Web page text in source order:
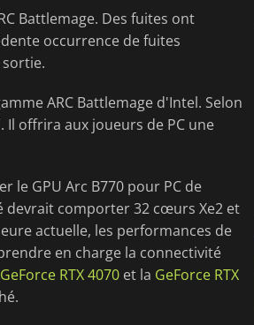
Battlemage. Des fuites ont
occurrence de fuites
sortie.
ARC Battlemage d'Intel. Selon
Il offrira aux joueurs de PC une
le GPU Arc B770 pour PC de
devrait comporter 32 cœurs Xe2 et
actuelle, les performances de
en charge la connectivité
GeForce RTX 4070 et la GeForce RTX